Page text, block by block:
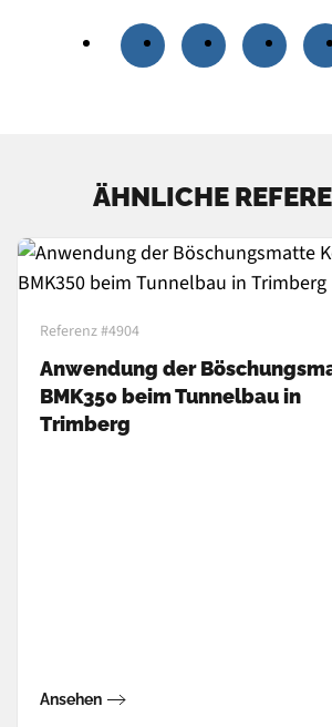
ÄHNLICHE
Referenz #4904
Anwendung der
BMK350 beim Tunnelbau in
Trimberg
Ansehen